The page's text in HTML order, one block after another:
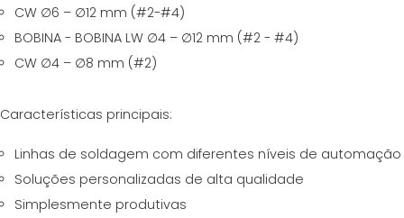
CW ∅6 – ∅12 mm (#2-#4)
BOBINA - BOBINA LW ∅4 – ∅12 mm (#2 - #4)
CW ∅4 – ∅8 mm (#2)
Características principais:
Linhas de soldagem com diferentes níveis de automação
Soluções personalizadas de alta qualidade
Simplesmente produtivas